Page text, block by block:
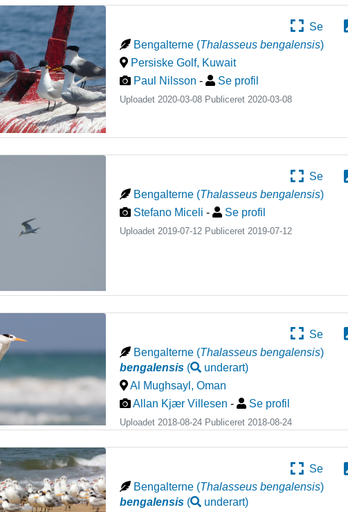
Se
Bengalterne (Thalasseus bengalensis)
Persiske Golf, Kuwait
Paul Nilsson - Se profil
Uploadet 2020-03-08 Publiceret2020-03-08
Se
Bengalterne (Thalasseus bengalensis)
Stefano Miceli - Se profil
Uploadet 2019-07-12 Publiceret2019-07-12
Se
Bengalterne (Thalasseus bengalensis)
bengalensis ( underart)
Al Mughsayl ,Oman
Allan Kjær Villesen - Se profil
Uploadet 2018-08-24 Publiceret 2018-08-24
Se
Bengalterne (Thalasseus bengalensis)
bengalensis ( underart)